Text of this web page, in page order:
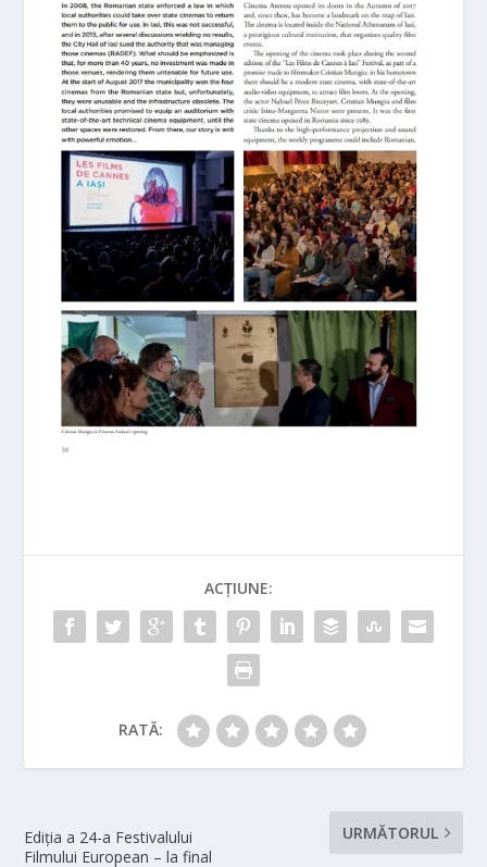
ACȚIUNE:
RATĂ:
Ediția a 24-a Festivalului
Filmului European – la final
URMĂTORUL